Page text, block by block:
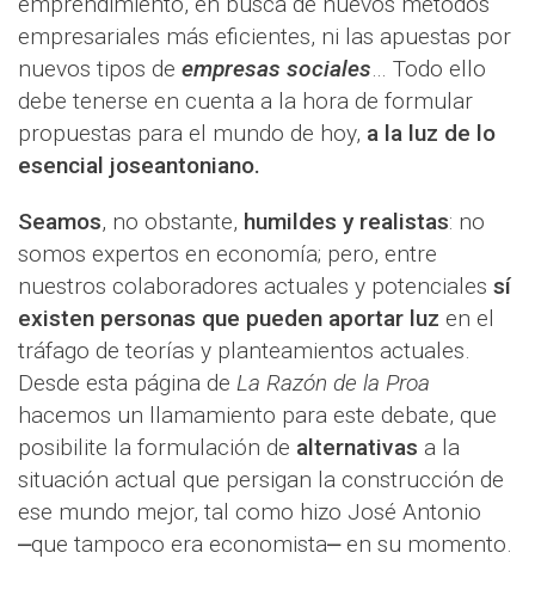
empresariales más eficientes, ni las apuestas por
nuevos tipos de empresas sociales… Todo ello
debe tenerse en cuenta a la hora de formular
propuestas para el mundo de hoy, a la luz de lo
esencial joseantoniano.
Seamos, no obstante, humildes y realistas: no
somos expertos en economía; pero, entre
nuestros colaboradores actuales y potenciales sí
existen personas que pueden aportar luz en el
tráfago de teorías y planteamientos actuales.
Desde esta página de La Razón de la Proa
hacemos un llamamiento para este debate, que
posibilite la formulación de alternativas a la
situación actual que persigan la construcción de
ese mundo mejor, tal como hizo José Antonio
⎼que tampoco era economista⎼ en su momento.